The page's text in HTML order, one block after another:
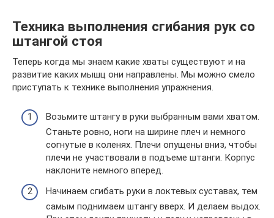
Техника выполнения сгибания рук со
штангой стоя
Теперь когда мы знаем какие хваты существуют и на
развитие каких мышц они направлены. Мы можно смело
приступать к технике выполнения упражнения.
Возьмите штангу в руки выбранным вами хватом.
Станьте ровно, ноги на ширине плеч и немного
согнутые в коленях. Плечи опущены вниз, чтобы
плечи не участвовали в подъеме штанги. Корпус
наклоните немного вперед.
Начинаем сгибать руки в локтевых суставах, тем
самым поднимаем штангу вверх. И делаем выдох.